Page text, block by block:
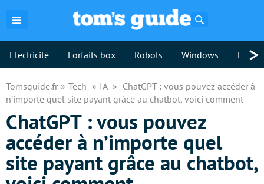
Electricité Forfaits box Robots Windows >
Tomsguide.fr Tech IA
ChatGPT : vous pouvez accéder à
n’importe quel site payant grâce au chatbot, voici comment
ChatGPT : vous pouvez
accéder à n’importe quel
site payant grâce au chatbot,